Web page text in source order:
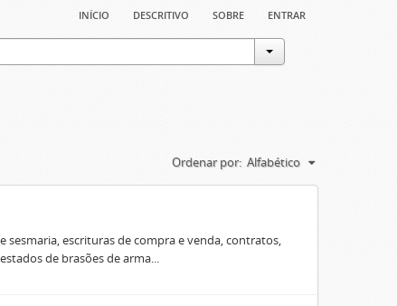
início descritivo sobre entrar
Ordenar por: Alfabético
sesmaria, escrituras de compra e venda, contratos,
de brasões de arma...